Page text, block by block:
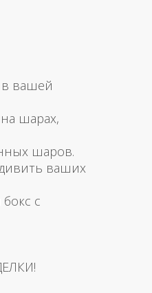
вашей
шарах,
шаров.
ваших
с